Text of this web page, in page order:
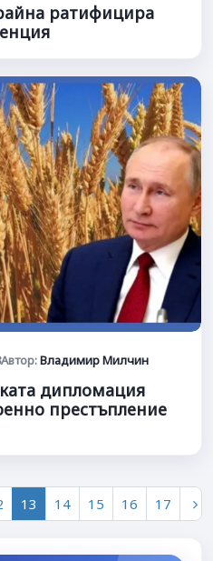
ратифицира
Автор:Владимир Милчин
дипломация
престъпление
13 14 15 16 17